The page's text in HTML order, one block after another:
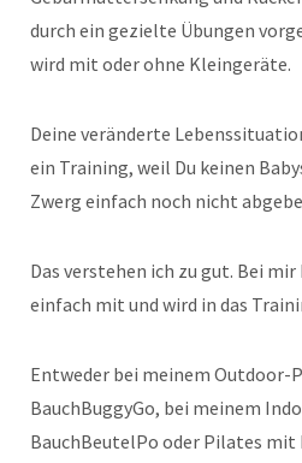
durch ein gezielte Übungen
wird mit oder ohne Kleingeräte.
Deine veränderte
ein Training, weil Du keinen
Zwerg einfach noch nicht
Das verstehen ich zu gut. Bei
einfach mit und wird in das
Entweder bei meinem Outdoor-
BauchBuggyGo, bei meinem
BauchBeutelPo oder Pilates mit